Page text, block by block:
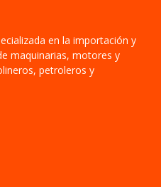
en la importación y
maquinarias, motores y
petroleros y